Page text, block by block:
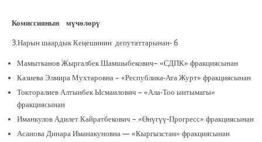
Комиссиянын мүчөлөрү
3.Нарын шаардык Кеңешинин депутаттарынан- 6
Мамытканов Жыргалбек Шамшыбекович– «СДПК» фракциясынан
Казиева Элмира Мухтаровна – «Республика-Ата Журт» фракциясынан
Токторалиев Алтынбек Ысмаилович – «Ала-Тоо ынтымагы»
фракциясынан
Иманкулов Адилет Кайратбекович – «Өнүгүү-Прогресс» фракциясынан
Асанова Динара Иманакуновна — «Кыргызстан» фракциясынан